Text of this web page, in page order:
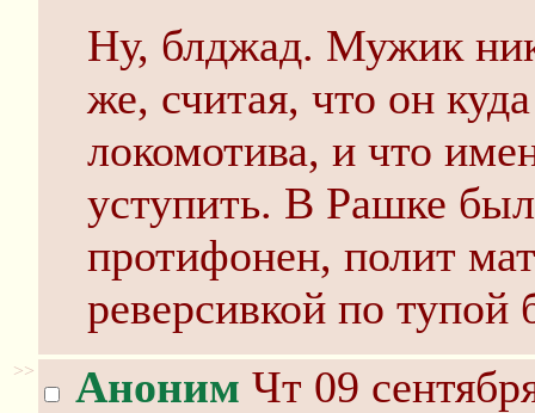
Ну, блджад. Мужик
же, считая, что он
локомотива, и что
уступить. В Рашке
протифонен, полит
реверсивкой по
>> Аноним Чт 09